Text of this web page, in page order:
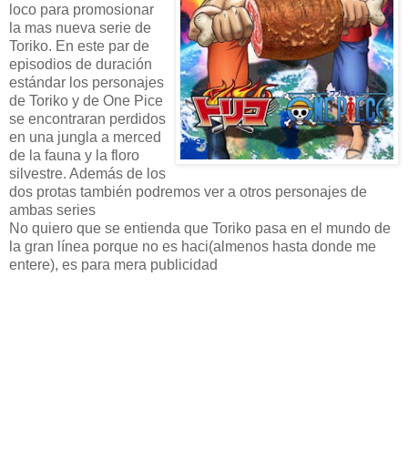
loco para promosionar
la mas nueva serie de
Toriko. En este par de
episodios de duración
estándar los personajes
de Toriko y de One Pice
se encontraran perdidos
en una jungla a merced
de la fauna y la floro
silvestre. Además de los
dos protas también podremos ver a otros personajes de
ambas series
No quiero que se entienda que Toriko pasa en el mundo de
la gran línea porque no es haci(almenos hasta donde me
entere), es para mera publicidad